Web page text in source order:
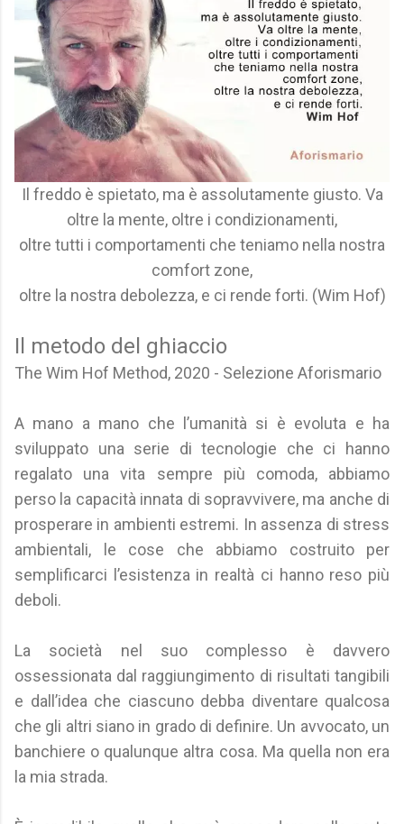
Il freddo è spietato, ma è assolutamente giusto. Va
oltre la mente, oltre i condizionamenti,
oltre tutti i comportamenti che teniamo nella nostra
comfort zone,
oltre la nostra debolezza, e ci rende forti. (Wim Hof)
Il metodo del ghiaccio
The Wim Hof Method, 2020 - Selezione Aforismario
A mano a mano che l’umanità si è evoluta e ha
sviluppato una serie di tecnologie che ci hanno
regalato una vita sempre più comoda, abbiamo
perso la capacità innata di sopravvivere, ma anche di
prosperare in ambienti estremi. In assenza di stress
ambientali, le cose che abbiamo costruito per
semplificarci l’esistenza in realtà ci hanno reso più
deboli.
La società nel suo complesso è davvero
ossessionata dal raggiungimento di risultati tangibili
e dall’idea che ciascuno debba diventare qualcosa
che gli altri siano in grado di definire. Un avvocato, un
banchiere o qualunque altra cosa. Ma quella non era
la mia strada.